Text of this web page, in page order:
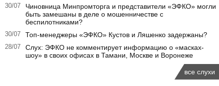
30/07
Чиновница Минпромторга и представители «ЭФКО» могли
быть замешаны в деле о мошенничестве с
беспилотниками?
30/07 Топ-менеджеры «ЭФКО» Кустов и Ляшенко задержаны?
28/07
Слух: ЭФКО не комментирует информацию о «масках-
шоу» в своих офисах в Тамани, Москве и Воронеже
все слухи